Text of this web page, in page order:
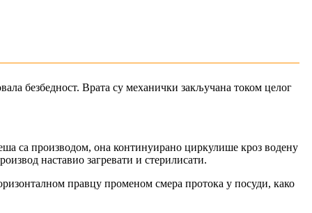
безбедност. Врата су механички закључана током целог
са производом, она континуирано циркулише кроз водену
наставио загревати и стерилисати.
правцу променом смера протока у посуди, како